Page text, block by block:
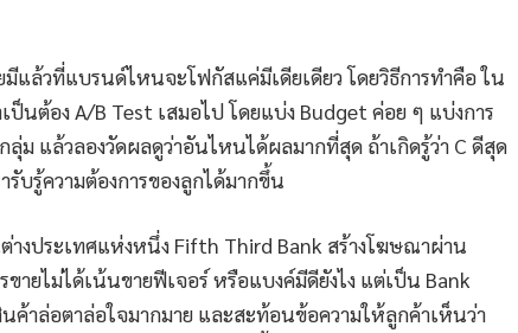
แล้วที่แบรนด์ไหนจะโฟกัสแค่มีเดียเดียว โดยวิธีการทำคือ ใน
ป็นต้อง A/B Test เสมอไป โดยแบ่ง Budget ค่อย ๆ แบ่งการ
ม แล้วลองวัดผลดูว่าอันไหนได้ผลมากที่สุด ถ้าเกิดรู้ว่า C ดีสุด
รับรู้ความต้องการของลูกได้มากขึ้น
างประเทศแห่งหนึ่ง Fifth Third Bank สร้างโฆษณาผ่าน
ายไม่ได้เน้นขายฟีเจอร์ หรือแบงค์มีดียังไง แต่เป็น Bank
ค้าล่อตาล่อใจมากมาย และสะท้อนข้อความให้ลูกค้าเห็นว่า